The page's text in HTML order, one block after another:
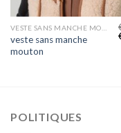
veste sans manche
mouton
POLITIQUES